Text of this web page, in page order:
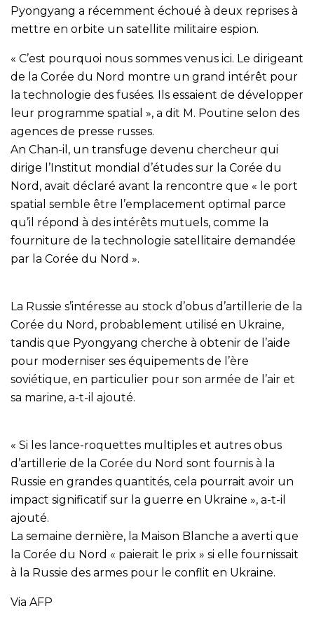
Pyongyang a récemment échoué à deux reprises à
mettre en orbite un satellite militaire espion.
« C’est pourquoi nous sommes venus ici. Le dirigeant
de la Corée du Nord montre un grand intérêt pour
la technologie des fusées. Ils essaient de développer
leur programme spatial », a dit M. Poutine selon des
agences de presse russes.
An Chan-il, un transfuge devenu chercheur qui
dirige l’Institut mondial d’études sur la Corée du
Nord, avait déclaré avant la rencontre que « le port
spatial semble être l’emplacement optimal parce
qu’il répond à des intérêts mutuels, comme la
fourniture de la technologie satellitaire demandée
par la Corée du Nord ».
La Russie s’intéresse au stock d’obus d’artillerie de la
Corée du Nord, probablement utilisé en Ukraine,
tandis que Pyongyang cherche à obtenir de l’aide
pour moderniser ses équipements de l’ère
soviétique, en particulier pour son armée de l’air et
sa marine, a-t-il ajouté.
« Si les lance-roquettes multiples et autres obus
d’artillerie de la Corée du Nord sont fournis à la
Russie en grandes quantités, cela pourrait avoir un
impact significatif sur la guerre en Ukraine », a-t-il
ajouté.
La semaine dernière, la Maison Blanche a averti que
la Corée du Nord « paierait le prix » si elle fournissait
à la Russie des armes pour le conflit en Ukraine.
Via AFP